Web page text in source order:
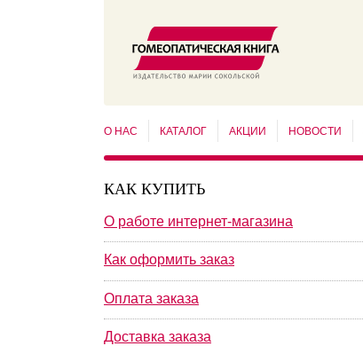
О НАС КАТАЛОГ АКЦИИ НОВОСТИ
КАК КУПИТЬ
О работе интернет-магазина
Как оформить заказ
Оплата заказа
Доставка заказа